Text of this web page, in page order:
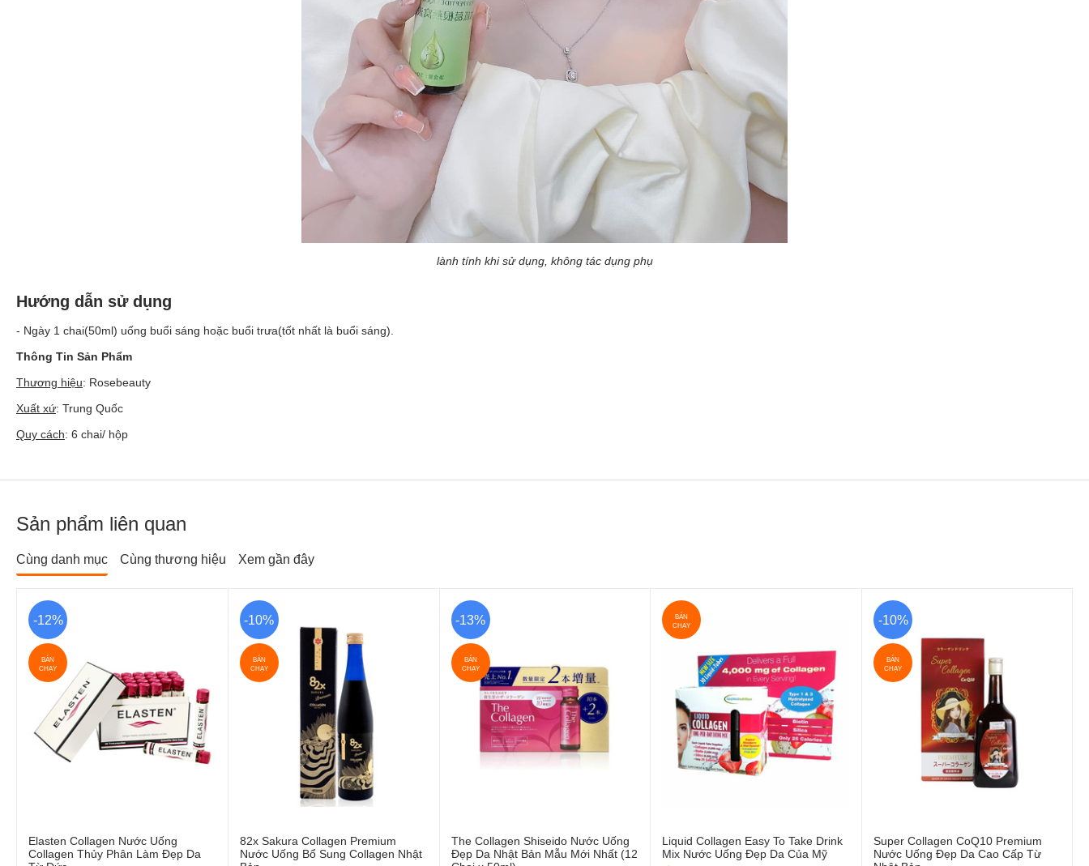
lành tính khi sử dụng, không tác dụng phụ
Hướng dẫn sử dụng
- Ngày 1 chai(50ml) uống buổi sáng hoặc buổi trưa(tốt nhất là buổi sáng).
Thông Tin Sản Phẩm
Thương hiệu: Rosebeauty
Xuất xứ: Trung Quốc
Quy cách: 6 chai/ hộp
Sản phẩm liên quan
Cùng danh mục Cùng thương hiệu Xem gần đây
-12%
BÁN
CHẠY
Elasten Collagen Nước Uống
Collagen Thủy Phân Làm Đẹp Da
-10%
BÁN
CHẠY
82x Sakura Collagen Premium
Nước Uống Bổ Sung Collagen Nhật
-13%
BÁN
CHẠY
The Collagen Shiseido Nước Uống
Đẹp Da Nhật Bản Mẫu Mới Nhất (12
BÁN
CHẠY
Liquid Collagen Easy To Take Drink
Mix Nước Uống Đẹp Da Của Mỹ
-10%
BÁN
CHẠY
Super Collagen CoQ10 Premium
Nước Uống Đẹp Da Cao Cấp Từ